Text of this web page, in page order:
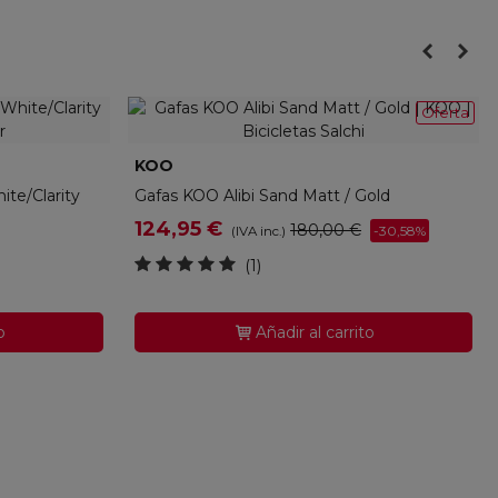
Clarity
Oferta
KOO
Gafas KOO Alibi Sand Matt / Gold
124,95 € (IVA inc.) 180,00 € -30,58%
(1)
Añadir al carrito